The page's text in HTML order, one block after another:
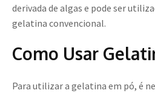
derivada de algas e pode ser
gelatina convencional.
Como Usar
Para utilizar a gelatina em pó, é